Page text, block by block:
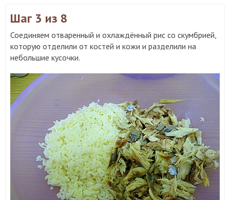
Шаг 3 из 8
Соединяем отваренный и охлаждённый рис со скумбрией,
которую отделили от костей и кожи и разделили на
небольшие кусочки.